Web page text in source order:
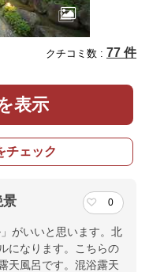
クチコミ数 : 77 件
表示
チェック
景 0
がいいと思います。北
になります。こちらの
天風呂です。混浴露天